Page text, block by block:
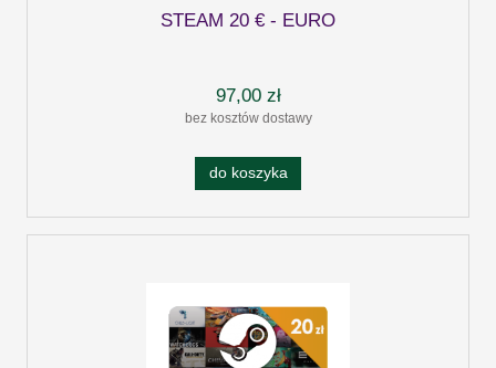
STEAM 20 € - EURO
97,00 zł
bez kosztów dostawy
do koszyka